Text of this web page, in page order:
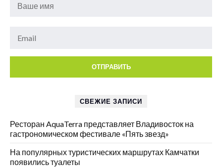
СВЕЖИЕ ЗАПИСИ
Ресторан AquaTerra представляет Владивосток на
гастрономическом фестивале «Пять звезд»
На популярных туристических маршрутах Камчатки
появились туалеты